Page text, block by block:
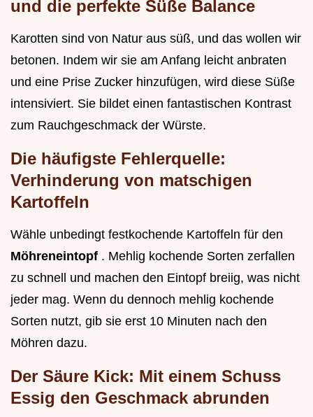
und die perfekte Süße Balance
Karotten sind von Natur aus süß, und das wollen wir
betonen. Indem wir sie am Anfang leicht anbraten
und eine Prise Zucker hinzufügen, wird diese Süße
intensiviert. Sie bildet einen fantastischen Kontrast
zum Rauchgeschmack der Würste.
Die häufigste Fehlerquelle:
Verhinderung von matschigen
Kartoffeln
Wähle unbedingt festkochende Kartoffeln für den
Möhreneintopf . Mehlig kochende Sorten zerfallen
zu schnell und machen den Eintopf breiig, was nicht
jeder mag. Wenn du dennoch mehlig kochende
Sorten nutzt, gib sie erst 10 Minuten nach den
Möhren dazu.
Der Säure Kick: Mit einem Schuss
Essig den Geschmack abrunden